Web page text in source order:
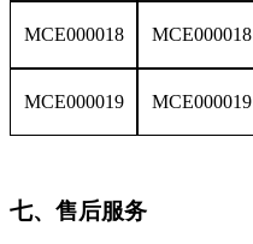
MCE000018 MCE000018
MCE000019 MCE000019
七、售后服务